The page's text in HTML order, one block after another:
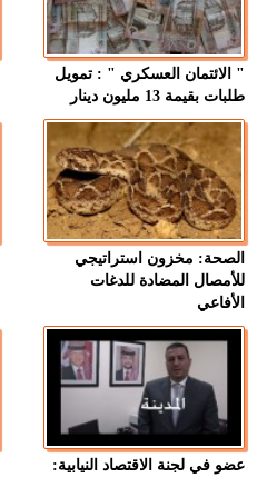
" الائتمان العسكري " : تمويل
طلبات بقيمة 13 مليون دينار
الصحة: مخزون استراتيجي
للأمصال المضادة للدغات
الأفاعي
عضو في لجنة الاقتصاد النيابية: